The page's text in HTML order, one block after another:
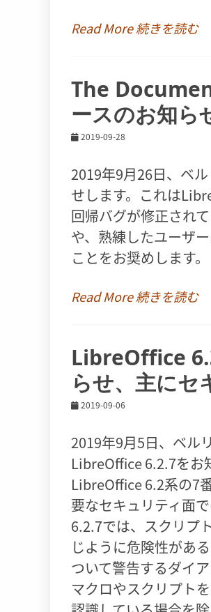
Read More 続きを読む
The
ースのお知ら
2019-09-28
2019年9月26日、ベ
せします。これは
回帰バグが修正され
や、熟練したユーザ
ことをお奨めします。
Read More 続きを読む
LibreOffice
らせ、主にセ
2019-09-06
2019年9月5日、ベル
LibreOffice 6.2.7をお
LibreOffice 6.2系の7
要なセキュリティ面
6.2.7では、スクリプ
じように危険性があ
ついて警告するダイ
マクロやスクリプト